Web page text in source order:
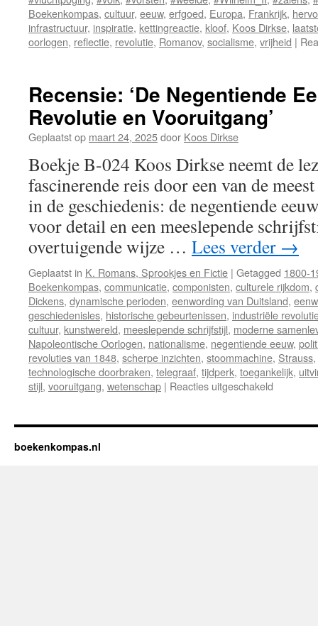
Boekenkompas, cultuur, eeuw, erfgoed, Europa, Frankrijk,
infrastructuur, inspiratie, kettingreactie, kloof, Koos Dirkse,
oorlogen, reflectie, revolutie, Romanov, socialisme, vrijheid |
Recensie: ‘De Negentiende
Revolutie en Vooruitgang’
Geplaatst op maart 24, 2025door Koos Dirkse
Boekje B-024 Koos Dirkse neemt de
fascinerende reis door een van de
in de geschiedenis: de negentiende
voor detail en een meeslepende
overtuigende wijze … Lees verder →
Geplaatst in K. Romans, Sprookjes en Fictie | Getagged 1800-
Boekenkompas, communicatie, componisten, culturele rijkdom,
Dickens, dynamische perioden, eenwording van Duitsland,
geschiedenisles, historische gebeurtenissen, industriële
cultuur, kunstwereld, meeslepende schrijfstijl, moderne
Napoleontische Oorlogen, nationalisme, negentiende eeuw,
revoluties van 1848, scherpe inzichten, stoommachine, Strauss,
technologische doorbraken, telegraaf, tijdperk, toegankelijk,
stijl, vooruitgang, wetenschap | Reacties uitgeschakeld
boekenkompas.nl